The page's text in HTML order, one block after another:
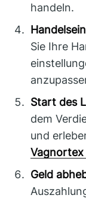
handeln.
Sie Ihre
Start des
dem
und
Vagnortex
Geld